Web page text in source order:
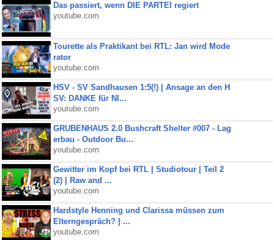
Das passiert, wenn DIE PARTEI regiert
youtube.com
Tourette als Praktikant bei RTL: Jan wird Mode
rator
youtube.com
HSV - SV Sandhausen 1:5(!) | Ansage an den H
SV: DANKE für NI...
youtube.com
GRUBENHAUS 2.0 Bushcraft Shelter #007 - Lag
erbau - Outdoor Bu...
youtube.com
Gewitter im Kopf bei RTL | Studiotour | Teil 2
(2) | Raw and ...
youtube.com
Hardstyle Henning und Clarissa müssen zum
Elterngespräch? | ...
youtube.com